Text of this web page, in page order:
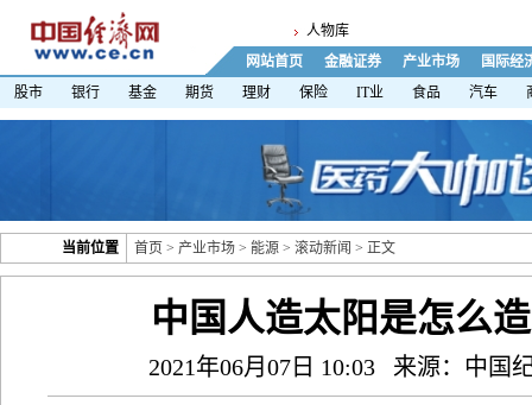
人物库
网站首页
金融证券 产业市场
国际经
股市
银行 基金 期货 理财 保险 IT业 食品 汽车
当前位置 首页 > 产业市场 > 能源 > 滚动新闻 > 正文
中国人造太阳是怎么
2021年06月07日 10:03 来源：中国